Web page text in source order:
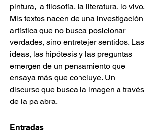
pintura, la filosofía, la literatura, lo vivo.
Mis textos nacen de una investigación
artística que no busca posicionar
verdades, sino entretejer sentidos. Las
ideas, las hipótesis y las preguntas
emergen de un pensamiento que
ensaya más que concluye. Un
discurso que busca la imagen a través
de la palabra.
Entradas